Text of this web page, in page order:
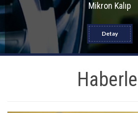
Mikron Kalıp
Detay